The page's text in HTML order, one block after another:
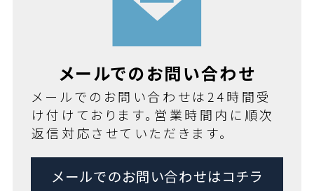
メールでのお問い合わせ
メールでのお問い合わせは24時間受
け付けております。営業時間内に順次
返信対応させていただきます。
メールでのお問い合わせはコチラ